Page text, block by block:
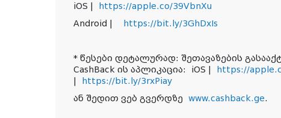
iOS |
https://apple.co/39VbnXu
Android |
https://bit.ly/3GhDxIs
* წესები დეტალურად: შეთავაზების
CashBack ის აპლიკაცია: iOS | https://
https://bit.ly/3rxPiay
ან შედით ვებ გვერდზე www.cashback.ge.